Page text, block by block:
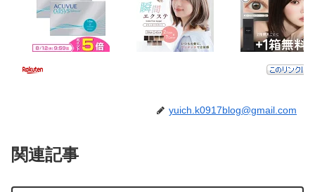
yuich.k0917blog@gmail.com
関連記事